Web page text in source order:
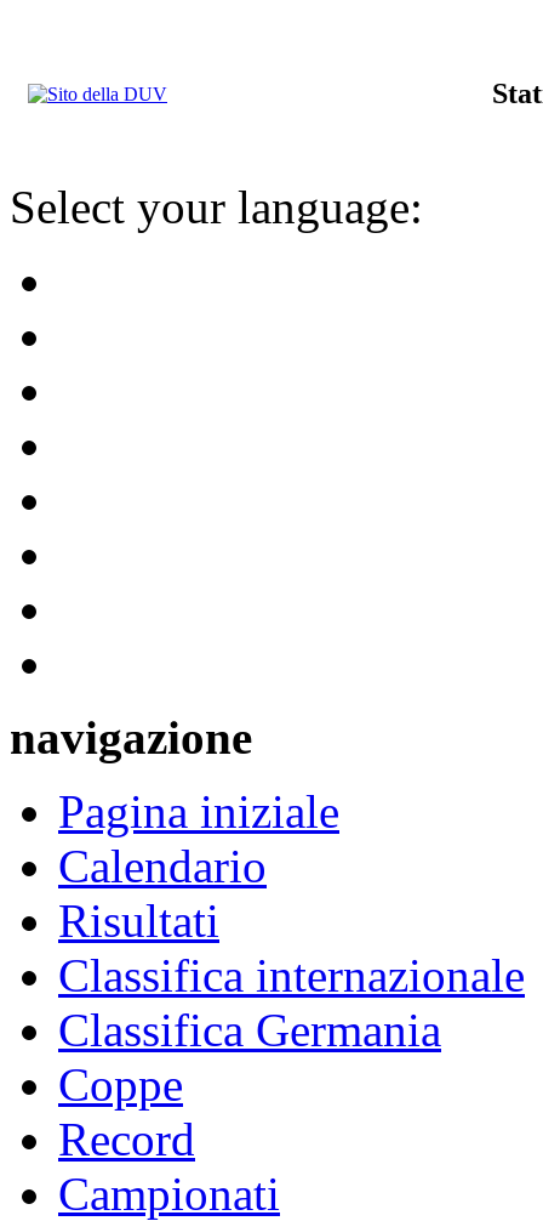
Select your language:
navigazione
Pagina iniziale
Calendario
Risultati
Classifica internazionale
Classifica Germania
Coppe
Record
Campionati